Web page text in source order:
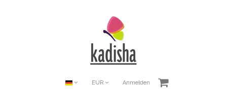
EUR Anmelden